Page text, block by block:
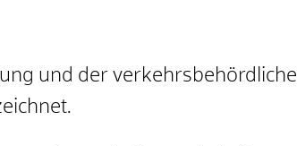
und der